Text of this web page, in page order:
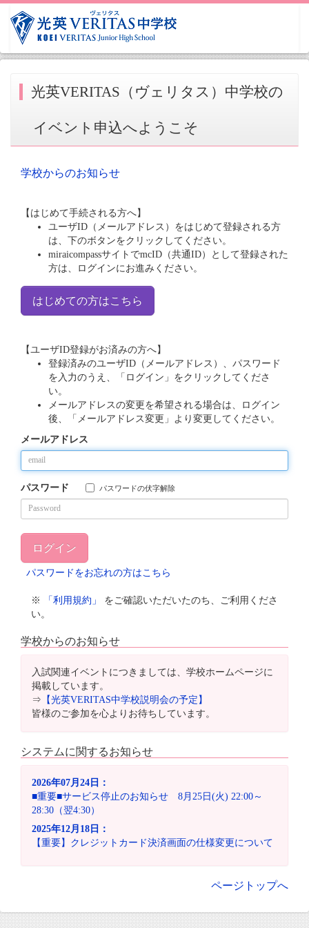
光英VERITAS（ヴェリタス）中学校の
イベント申込へようこそ
学校からのお知らせ
【はじめて手続される方へ】
ユーザID（メールアドレス）をはじめて登録される方
は、下のボタンをクリックしてください。
miraicompassサイトでmcID（共通ID）として登録された
方は、ログインにお進みください。
はじめての方はこちら
【ユーザID登録がお済みの方へ】
登録済みのユーザID（メールアドレス）、パスワード
を入力のうえ、「ログイン」をクリックしてくださ
い。
メールアドレスの変更を希望される場合は、ログイン
後、「メールアドレス変更」より変更してください。
メールアドレス
パスワード パスワードの伏字解除
パスワードをお忘れの方はこちら
※ 「利用規約」
をご確認いただいたのち、ご利用くださ
い。
学校からのお知らせ
入試関連イベントにつきましては、学校ホームページに
掲載しています。
⇒ 【光英VERITAS中学校説明会の予定】
皆様のご参加を心よりお待ちしています。
システムに関するお知らせ
2026年07月24日：
■重要■サービス停止のお知らせ 8月25日(火) 22:00～
28:30（翌4:30）
2025年12月18日：
【重要】クレジットカード決済画面の仕様変更について
ページトップへ